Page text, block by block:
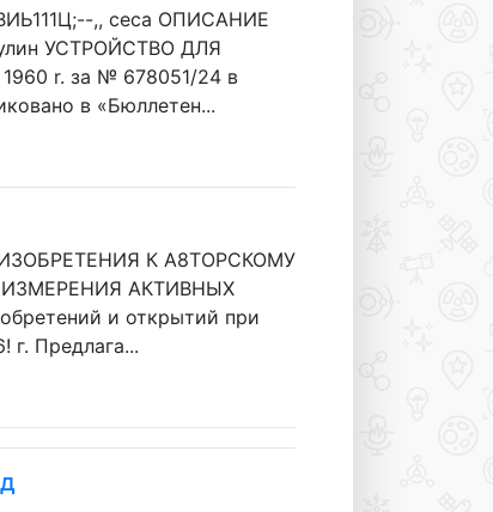
,, ceca ОПИСАНИЕ
УСТРОЙСТВО ДЛЯ
r. за № 678051/24 в
в «Бюллетен...
ИЗОБРЕТЕНИЯ К А8ТОРСКОМУ
ИЗМЕРЕНИЯ АКТИВНЫХ
и открытий при
Предлага...